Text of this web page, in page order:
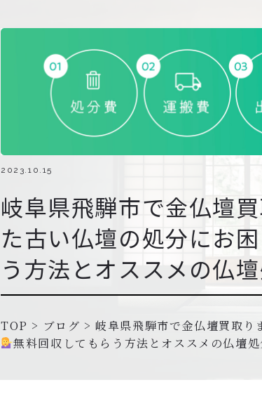
2023.10.15
岐阜県飛騨市で金仏壇
た古い仏壇の処分にお
う方法とオススメの仏
TOP > ブログ > 岐阜県飛騨市で金仏壇買取り
無料回収してもらう方法とオススメの仏壇処